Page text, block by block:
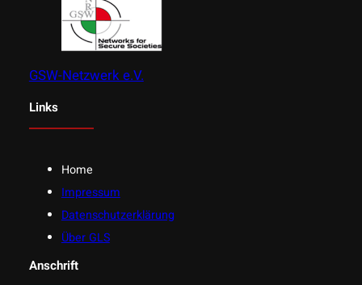
GSW-Netzwerk e.V.
Links
Home
Impressum
Datenschutzerklärung
Über GLS
Anschrift